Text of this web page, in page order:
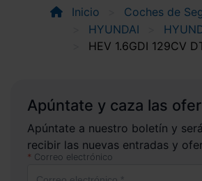
Inicio
Coches de
HYUNDAI
HEV 1.6GDI 129CV
Apúntate y caza las
Apúntate a nuestro boletín y
recibir las nuevas entradas y
Correo electrónico